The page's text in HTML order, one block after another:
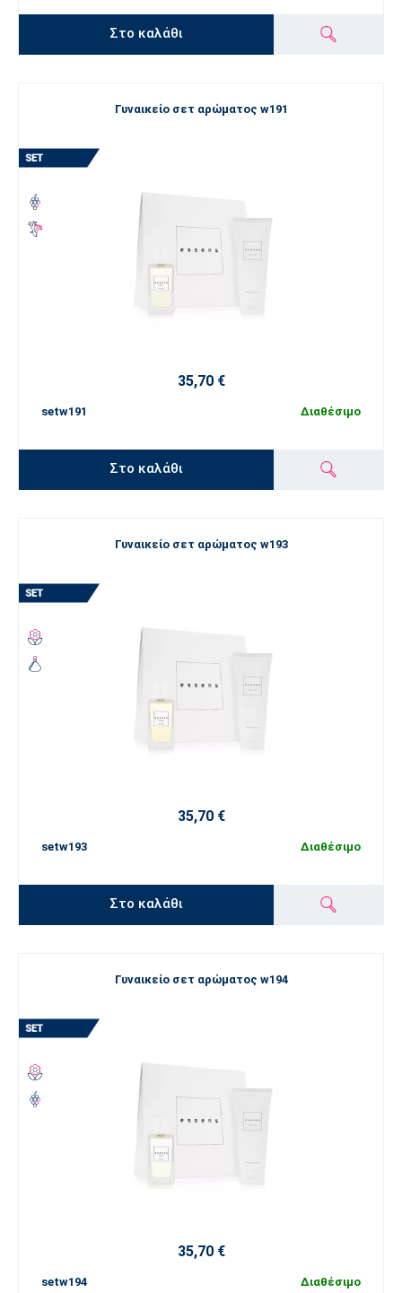
Στο καλάθι
Γυναικείο σετ αρώματος w191
35,70 €
setw191 Διαθέσιμο
Στο καλάθι
Γυναικείο σετ αρώματος w193
35,70 €
setw193 Διαθέσιμο
Στο καλάθι
Γυναικείο σετ αρώματος w194
35,70 €
setw194 Διαθέσιμο